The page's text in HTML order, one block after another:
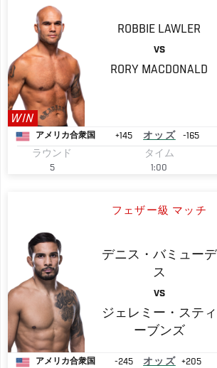
WIN
ROBBIE LAWLER
VS
RORY MACDONALD
アメリカ合衆国 +145 オッズ
-165
ラウンド
5
タイム
1:00
フェザー級 マッチ
デニス・バミューデ
ス
VS
ジェレミー・スティ
ーブンズ
アメリカ合衆国 -245 オッズ +205